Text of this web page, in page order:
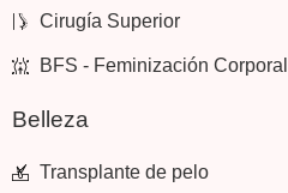
Cirugía Superior
BFS - Feminización Corporal
Belleza
Transplante de pelo